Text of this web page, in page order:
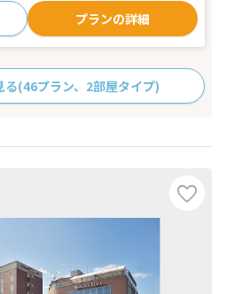
プランの詳細
る(46プラン、2部屋タイプ)